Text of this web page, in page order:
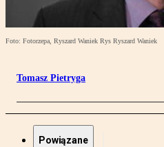
Foto: Fotorzepa, Ryszard Waniek Rys Ryszard Waniek
Tomasz Pietryga
Powiązane